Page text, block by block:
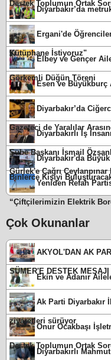
Destek Toplumun Ortak
Diyarbakır’da
Ergani'de
Kütüphane İstiyoruz"
Elbey ve Gençer
Görkemli Düğün Töreni
Esen ve
Diyarbakır’da
Gazeteci de Yaralılar
Diyarbakırlı İş
Şube Başkanı İsmail
Gürlek'e Çağrı
Diyarbakır'da
Binlerce Kişiyi
Yeniden Refah
“Çiftçilerimizin Elektrik
Çok Okunanlar
AKYOL'DAN AK
SÜMER'E DESTEK MESAJI
Ekin ve Adanır
Ak Parti Diyarbakır
ziyaretleri sürüyor
Onur Ocakbaşı
Destek Toplumun Ortak
Diyarbakırlı